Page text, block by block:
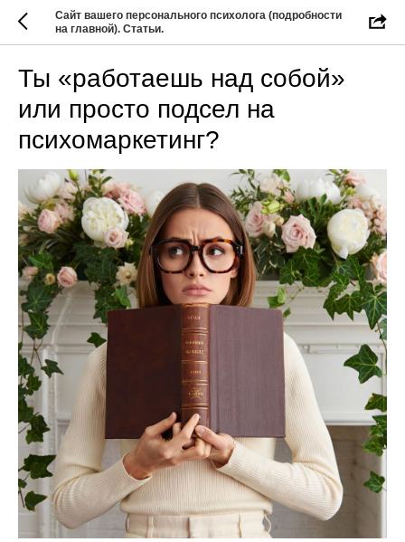
Сайт вашего персонального психолога (подробности
на главной). Статьи.
Ты «работаешь над собой»
или просто подсел на
психомаркетинг?